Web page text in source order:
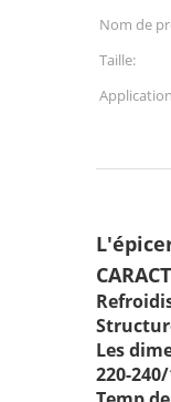
Nom de
Taille:
Les
220-